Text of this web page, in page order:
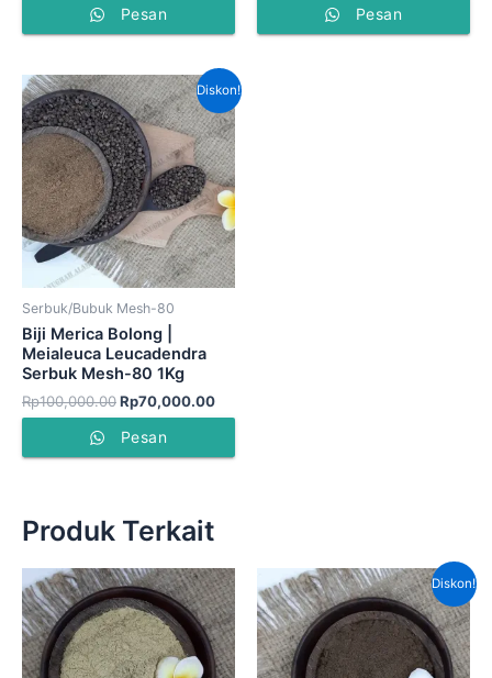
Pesan Pesan
Diskon!
Serbuk/Bubuk Mesh-80
Biji Merica Bolong |
Meialeuca Leucadendra
Serbuk Mesh-80 1Kg
Rp100,000.00
Harga
aslinya
adalah:
Rp100,000.00.
Rp70,000.00
Harga
saat
ini
adalah:
Rp70,000.00.
Pesan
Produk Terkait
Diskon!
Harga
aslinya
adalah:
Rp300,000.00.
saat
ini